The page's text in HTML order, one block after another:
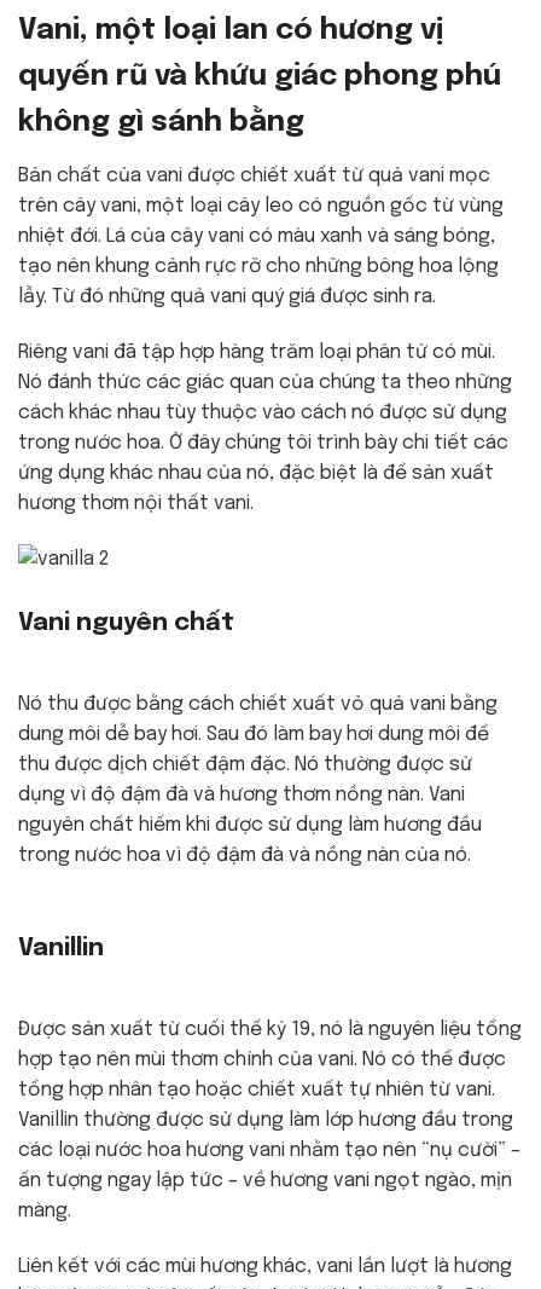
Vani, một loại lan có hương vị
quyến rũ và khứu giác phong phú
không gì sánh bằng
Bản chất của vani được chiết xuất từ ​​​​quả vani mọc
trên cây vani, một loại cây leo có nguồn gốc từ vùng
nhiệt đới. Lá của cây vani có màu xanh và sáng bóng,
tạo nên khung cảnh rực rỡ cho những bông hoa lộng
lẫy. Từ đó những quả vani quý giá được sinh ra.
Riêng vani đã tập hợp hàng trăm loại phân tử có mùi.
Nó đánh thức các giác quan của chúng ta theo những
cách khác nhau tùy thuộc vào cách nó được sử dụng
trong nước hoa. Ở đây chúng tôi trình bày chi tiết các
ứng dụng khác nhau của nó, đặc biệt là để sản xuất
hương thơm nội thất vani.
Vani nguyên chất
Nó thu được bằng cách chiết xuất vỏ quả vani bằng
dung môi dễ bay hơi. Sau đó làm bay hơi dung môi để
thu được dịch chiết đậm đặc. Nó thường được sử
dụng vì độ đậm đà và hương thơm nồng nàn. Vani
nguyên chất hiếm khi được sử dụng làm hương đầu
trong nước hoa vì độ đậm đà và nồng nàn của nó.
Vanillin
Được sản xuất từ ​​cuối thế kỷ 19, nó là nguyên liệu tổng
hợp tạo nên mùi thơm chính của vani. Nó có thể được
tổng hợp nhân tạo hoặc chiết xuất tự nhiên từ vani.
Vanillin thường được sử dụng làm lớp hương đầu trong
các loại nước hoa hương vani nhằm tạo nên “nụ cười” –
ấn tượng ngay lập tức – về hương vani ngọt ngào, mịn
màng.
Liên kết với các mùi hương khác, vani lần lượt là hương